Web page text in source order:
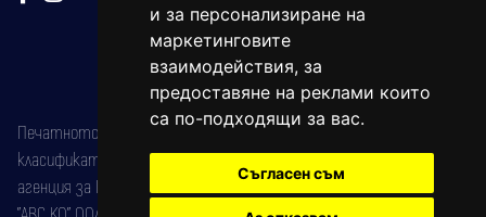
и за персонализиране на
маркетинговите
взаимодействия, за
предоставяне на реклами които
са по-подходящи за вас.
Съгласен съм
Печатното издание на вестника е регистрирано в националния
класификатор на печатните издания (Българска национална
агенция за ISSN) под номер: ISSN 1312-4722.